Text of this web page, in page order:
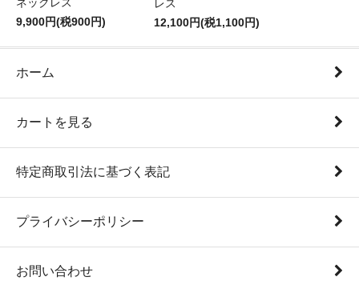
ネックレス
9,900円(税900円)
レス
12,100円(税1,100円)
ホーム
カートを見る
特定商取引法に基づく表記
プライバシーポリシー
お問い合わせ